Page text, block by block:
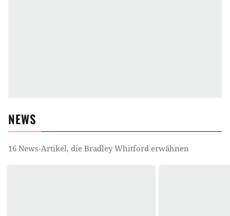
NEWS
16 News-Artikel, die Bradley Whitford erwähnen